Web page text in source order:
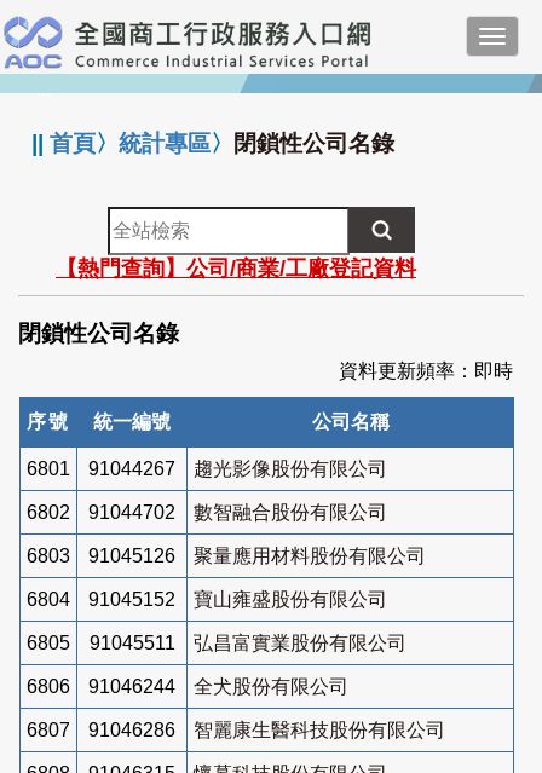
跳
到
主
要
:::
||首頁〉統計專區〉 閉鎖性公司名錄
全
站
檢
索
【熱門查詢】公司/商業/工廠登記資料
閉鎖性公司名錄
資料更新頻率：即時
序號 統一編號 公司名稱
6801 91044267 趨光影像股份有限公司
6802 91044702 數智融合股份有限公司
6803 91045126 聚量應用材料股份有限公司
6804 91045152 寶山雍盛股份有限公司
6805 91045511 弘昌富實業股份有限公司
6806 91046244 全犬股份有限公司
6807 91046286 智麗康生醫科技股份有限公司